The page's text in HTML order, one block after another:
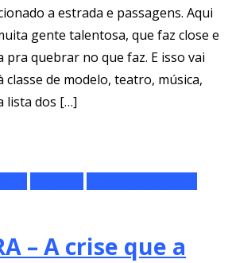
a estrada e passagens. Aqui
gente talentosa, que faz close e
pra quebrar no que faz. E isso vai
classe de modelo, teatro, música,
lista dos […]
– A crise que a